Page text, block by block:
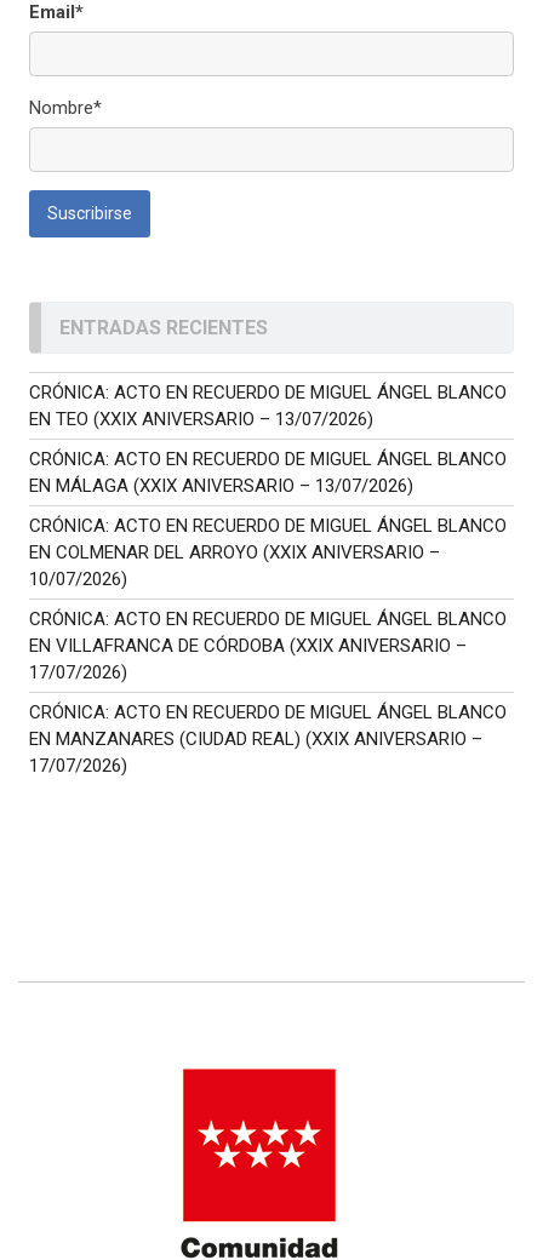
Email*
Nombre*
ENTRADAS RECIENTES
CRÓNICA: ACTO EN RECUERDO DE MIGUEL ÁNGEL BLANCO
EN TEO (XXIX ANIVERSARIO – 13/07/2026)
CRÓNICA: ACTO EN RECUERDO DE MIGUEL ÁNGEL BLANCO
EN MÁLAGA (XXIX ANIVERSARIO – 13/07/2026)
CRÓNICA: ACTO EN RECUERDO DE MIGUEL ÁNGEL BLANCO
EN COLMENAR DEL ARROYO (XXIX ANIVERSARIO –
10/07/2026)
CRÓNICA: ACTO EN RECUERDO DE MIGUEL ÁNGEL BLANCO
EN VILLAFRANCA DE CÓRDOBA (XXIX ANIVERSARIO –
17/07/2026)
CRÓNICA: ACTO EN RECUERDO DE MIGUEL ÁNGEL BLANCO
EN MANZANARES (CIUDAD REAL) (XXIX ANIVERSARIO –
17/07/2026)